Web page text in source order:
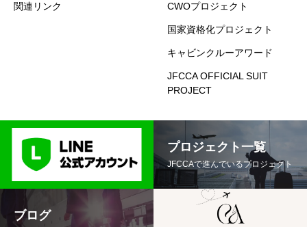
関連リンク CWOプロジェクト
国家資格化プロジェクト
キャビンクルーアワード
JFCCA OFFICIAL SUIT
PROJECT
プロジェクト一覧
JFCCAで進んでいるプロジェクト
ブログ